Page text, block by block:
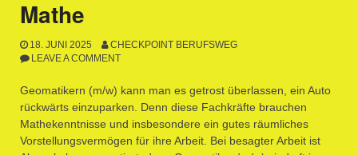
Mathe
18. JUNI 2025
CHECKPOINT BERUFSWEG
LEAVE A COMMENT
Geomatikern (m/w) kann man es getrost überlassen, ein Auto
rückwärts einzuparken. Denn diese Fachkräfte brauchen
Mathekenntnisse und insbesondere ein gutes räumliches
Vorstellungsvermögen für ihre Arbeit. Bei besagter Arbeit ist